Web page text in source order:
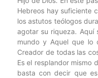
Hebreos hay suficiente
los astutos teólogos
agotar su riqueza. Aquí
mundo y Aquel que lo
Creador de todas las
Es el resplandor mismo
basta con decir que